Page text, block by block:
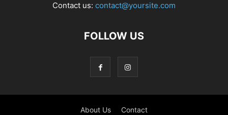
Contact us: contact@yoursite.com
FOLLOW US
About Us Contact